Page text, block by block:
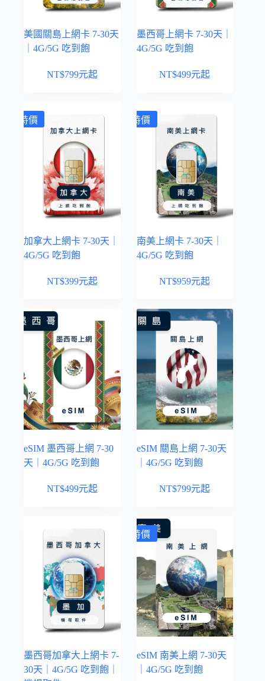
美國關島上網卡 7-30天
｜4G/5G 吃到飽
NT$799元起
墨西哥上網卡 7-30天｜
4G/5G 吃到飽
NT$499元起
特價
加拿大上網卡 7-30天｜
4G/5G 吃到飽
NT$399元起
特價
南美上網卡 7-30天｜
4G/5G 吃到飽
NT$959元起
eSIM 墨西哥上網 7-30
天｜4G/5G 吃到飽
NT$499元起
eSIM 關島上網 7-30天
｜4G/5G 吃到飽
NT$799元起
墨西哥加拿大上網卡 7-
30天｜4G/5G 吃到飽｜
特價
eSIM 南美上網 7-30天
｜4G/5G 吃到飽